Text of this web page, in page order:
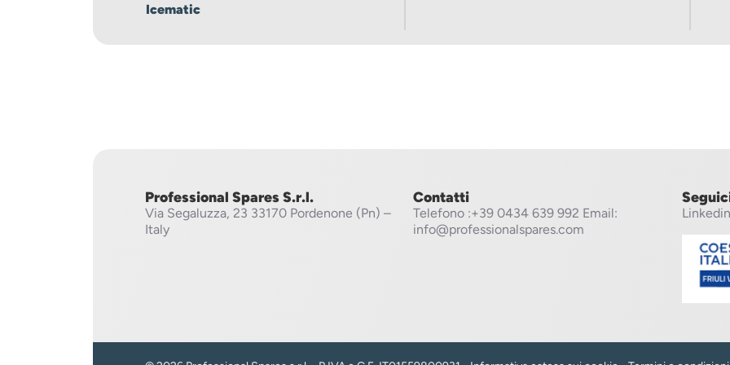
Icematic
Professional Spares S.r.l.
Via Segaluzza, 23 33170 Pordenone (Pn) –
Italy
Contatti
Telefono :+39 0434 639 992 Email:
info@professionalspares.com
Linkedin